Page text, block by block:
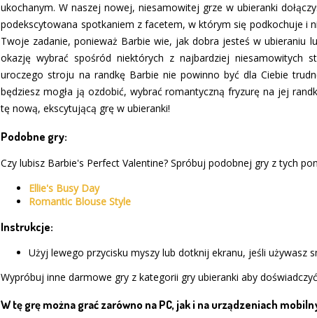
ukochanym. W naszej nowej, niesamowitej grze w ubieranki
podekscytowana spotkaniem z facetem, w którym się podkochuje i
Twoje zadanie, ponieważ Barbie wie, jak dobra jesteś w ubieraniu
okazję wybrać spośród niektórych z najbardziej niesamowitych
uroczego stroju na randkę Barbie nie powinno być dla Ciebie
będziesz mogła ją ozdobić, wybrać romantyczną fryzurę na jej
tę nową, ekscytującą grę w ubieranki!
Podobne gry:
Czy lubisz Barbie's Perfect Valentine? Spróbuj podobnej gry z tych
Ellie's Busy Day
Romantic Blouse Style
Instrukcje:
Użyj lewego przycisku myszy lub dotknij ekranu, jeśli używasz
Wypróbuj inne darmowe gry z kategorii gry ubieranki aby
W tę grę można grać zarówno na PC, jak i na urządzeniach